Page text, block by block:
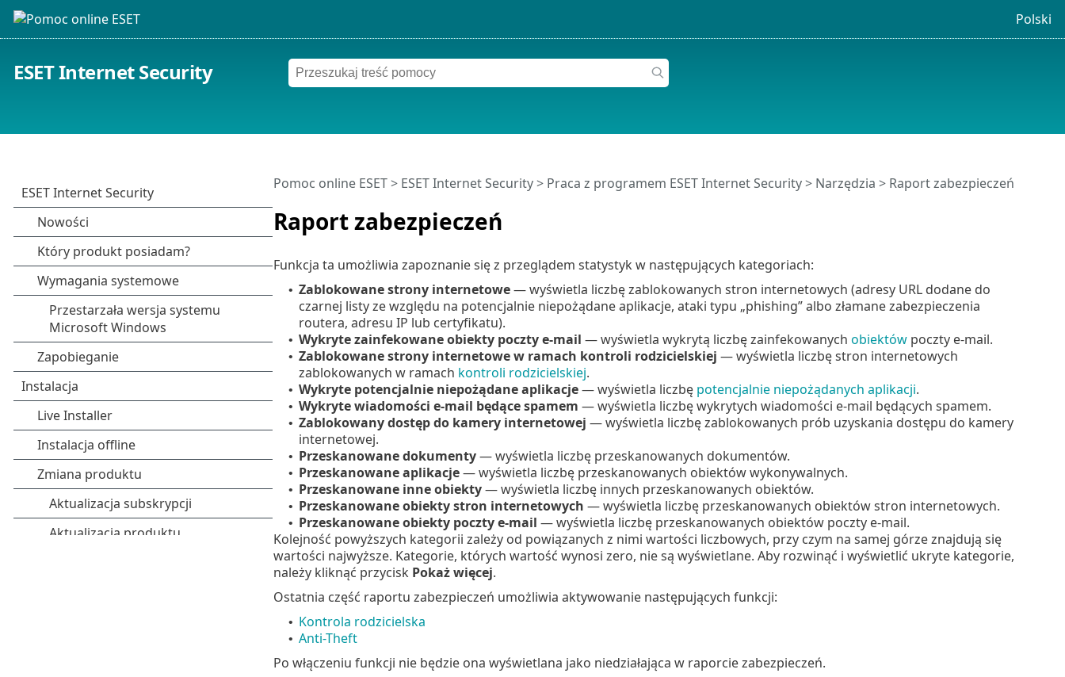
Polski
ESET Internet Security
Raport zabezpieczeń
Pomoc online ESET> ESET Internet Security> Praca z programem ESET Internet Security> Narzędzia > Raport zabezpieczeń
Funkcja ta umożliwia zapoznanie się z przeglądem statystyk w następujących kategoriach:
• Zablokowane strony internetowe— wyświetla liczbę zablokowanych stron internetowych (adresy URL dodane do
czarnej listy ze względu na potencjalnie niepożądane aplikacje, ataki typu „phishing” albo złamane zabezpieczenia
routera, adresu IP lub certyfikatu).
• Wykryte zainfekowane obiekty poczty e-mail — wyświetla wykrytą liczbę zainfekowanych obiektówpoczty e-mail.
• Zablokowane strony internetowe w ramach kontroli rodzicielskiej — wyświetla liczbę stron internetowych
zablokowanych w ramach kontroli rodzicielskiej.
• Wykryte potencjalnie niepożądane aplikacje— wyświetla liczbę potencjalnie niepożądanych aplikacji.
• Wykryte wiadomości e-mail będące spamem — wyświetla liczbę wykrytych wiadomości e-mail będących spamem.
• Zablokowany dostęp do kamery internetowej — wyświetla liczbę zablokowanych prób uzyskania dostępu do kamery
internetowej.
• Przeskanowane dokumenty— wyświetla liczbę przeskanowanych dokumentów.
• Przeskanowane aplikacje— wyświetla liczbę przeskanowanych obiektów wykonywalnych.
• Przeskanowane inne obiekty— wyświetla liczbę innych przeskanowanych obiektów.
• Przeskanowane obiekty stron internetowych — wyświetla liczbę przeskanowanych obiektów stron internetowych.
• Przeskanowane obiekty poczty e-mail — wyświetla liczbę przeskanowanych obiektów poczty e-mail.
Kolejność powyższych kategorii zależy od powiązanych z nimi wartości liczbowych, przy czym na samej górze znajdują się
wartości najwyższe. Kategorie, których wartość wynosi zero, nie są wyświetlane. Aby rozwinąć i wyświetlić ukryte kategorie,
należy kliknąć przycisk Pokaż więcej.
Ostatnia część raportu zabezpieczeń umożliwia aktywowanie następujących funkcji:
• Kontrola rodzicielska
• Anti-Theft
Po włączeniu funkcji nie będzie ona wyświetlana jako niedziałająca w raporcie zabezpieczeń.